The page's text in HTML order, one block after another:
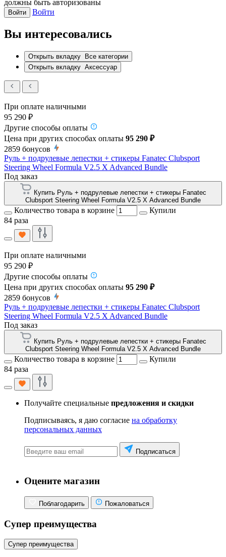
должны быть авторизованы
Войти Войти
Вы интересовались
Открыть вкладку
Все категории
Открыть вкладку Аксессуар
При оплате наличными
95 290 ₽
Другие способы оплаты
Цена при других способах оплаты 95 290 ₽
2859 бонусов
Руль + подрулевые лепестки + стикеры Fanatec Clubsport
Steering Wheel Formula V2.5 X Advanced Bundle
Под заказ
Купить Руль + подрулевые лепестки + стикеры Fanatec
Clubsport Steering Wheel Formula V2.5 X Advanced Bundle
Количество товара в корзине
Купили
84 раза
При оплате наличными
95 290 ₽
Другие способы оплаты
Цена при других способах оплаты 95 290 ₽
2859 бонусов
Руль + подрулевые лепестки + стикеры Fanatec Clubsport
Steering Wheel Formula V2.5 X Advanced Bundle
Под заказ
Купить Руль + подрулевые лепестки + стикеры Fanatec
Clubsport Steering Wheel Formula V2.5 X Advanced Bundle
Количество товара в корзине
Купили
84 раза
Получайте специальные предложения и скидки
Подписываясь, я даю согласие на обработку
персональных данных
Подписаться
Оцените магазин
Поблагодарить Пожаловаться
Супер преимущества
Супер преимущества